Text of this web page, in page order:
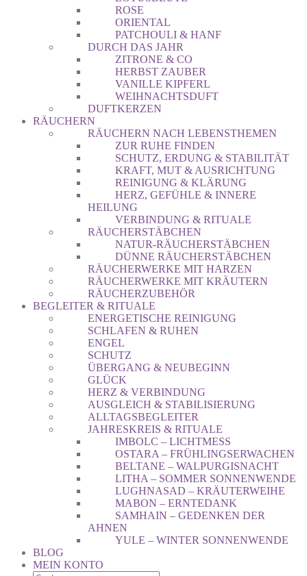
ROSE
ORIENTAL
PATCHOULI & HANF
DURCH DAS JAHR
ZITRONE & CO
HERBST ZAUBER
VANILLE KIPFERL
WEIHNACHTSDUFT
DUFTKERZEN
RÄUCHERN
RÄUCHERN NACH LEBENSTHEMEN
ZUR RUHE FINDEN
SCHUTZ, ERDUNG & STABILITÄT
KRAFT, MUT & AUSRICHTUNG
REINIGUNG & KLÄRUNG
HERZ, GEFÜHLE & INNERE
HEILUNG
VERBINDUNG & RITUALE
RÄUCHERSTÄBCHEN
NATUR-RÄUCHERSTÄBCHEN
DÜNNE RÄUCHERSTÄBCHEN
RÄUCHERWERKE MIT HARZEN
RÄUCHERWERKE MIT KRÄUTERN
RÄUCHERZUBEHÖR
BEGLEITER & RITUALE
ENERGETISCHE REINIGUNG
SCHLAFEN & RUHEN
ENGEL
SCHUTZ
ÜBERGANG & NEUBEGINN
GLÜCK
HERZ & VERBINDUNG
AUSGLEICH & STABILISIERUNG
ALLTAGSBEGLEITER
JAHRESKREIS & RITUALE
IMBOLC – LICHTMESS
OSTARA – FRÜHLINGSERWACHEN
BELTANE – WALPURGISNACHT
LITHA – SOMMER SONNENWENDE
LUGHNASAD – KRÄUTERWEIHE
MABON – ERNTEDANK
SAMHAIN – GEDENKEN DER
AHNEN
YULE – WINTER SONNENWENDE
BLOG
MEIN KONTO